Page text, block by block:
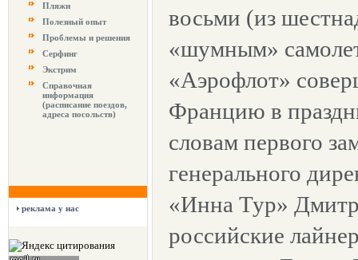
Пляжи
Полезный опыт
Проблемы и решения
Серфинг
Экстрим
Справочная
информация
(расписание поездов,
адреса посольств)
реклама у нас
восьми (из
«шумным»
«Аэрофлот»
Францию в
словам первого
генерального
«Инна Тур»
российские